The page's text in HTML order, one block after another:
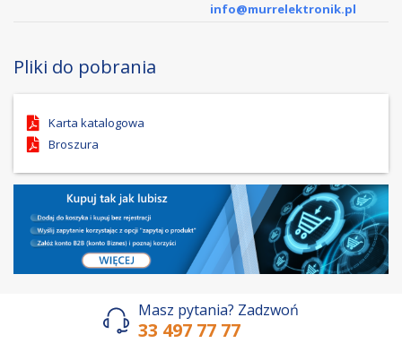
info@murrelektronik.pl
Pliki do pobrania
Karta katalogowa
Broszura
Masz pytania? Zadzwoń
33 497 77 77